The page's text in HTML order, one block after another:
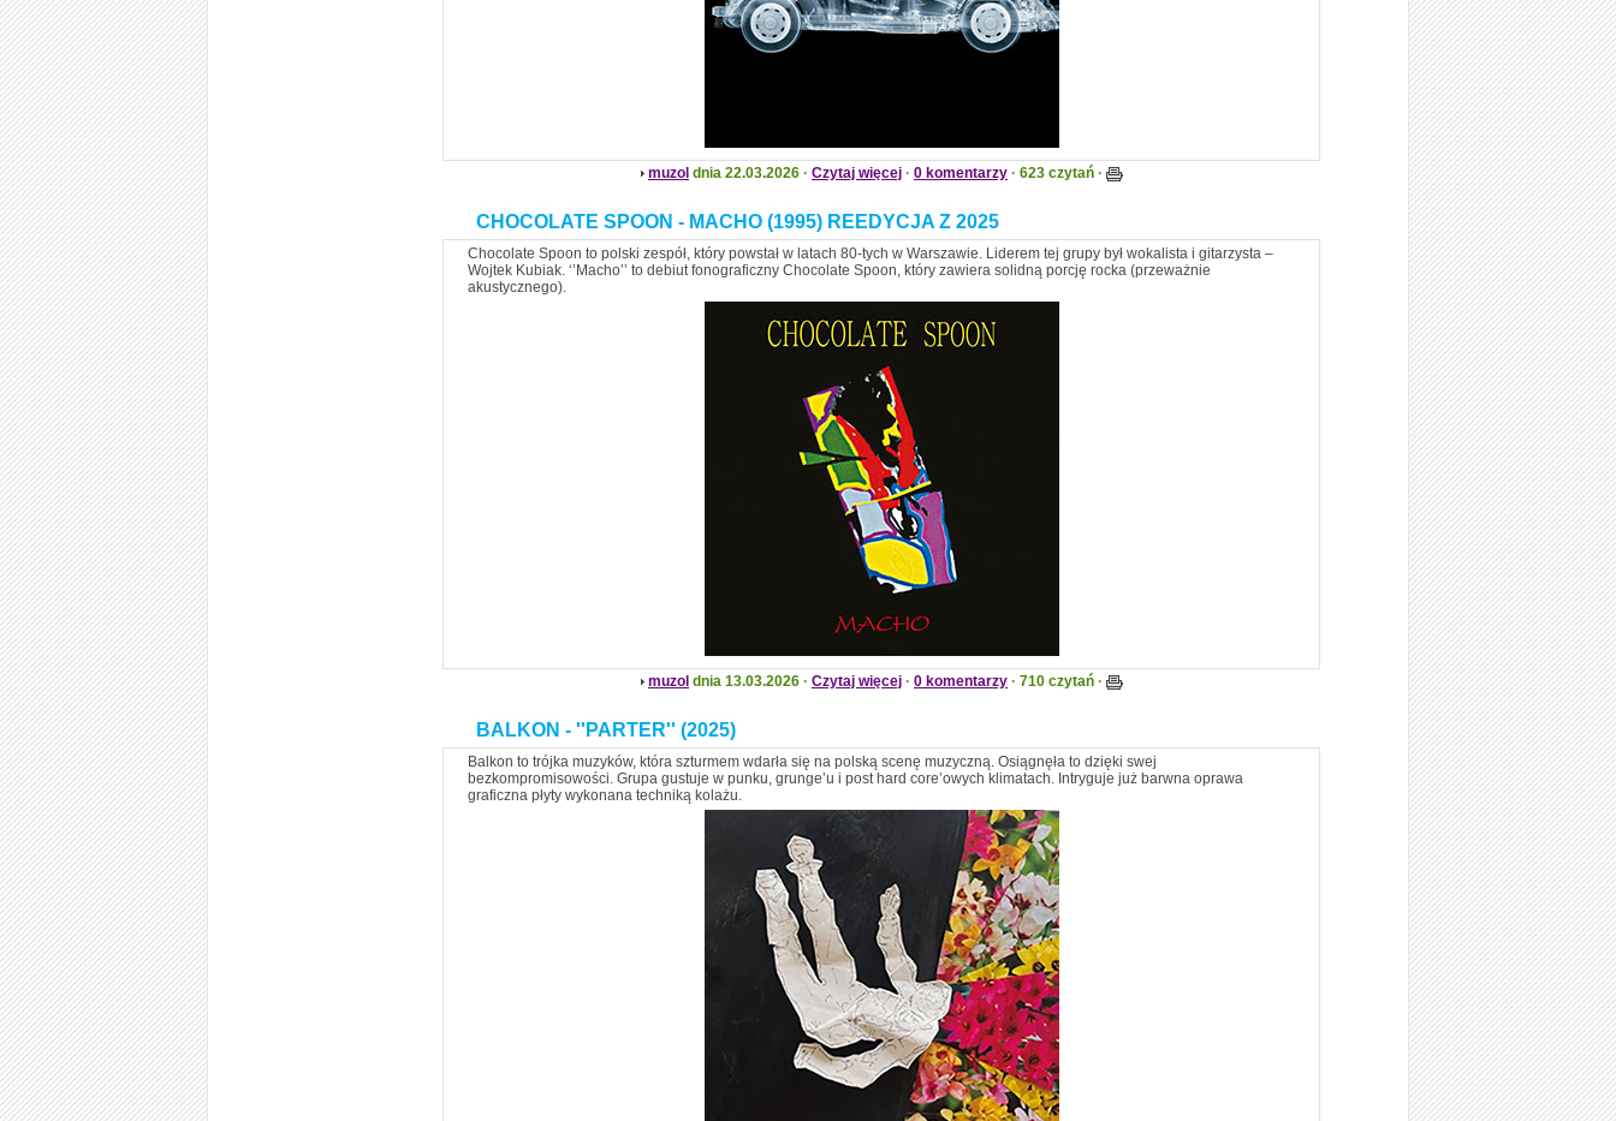
muzol dnia 22.03.2026 · Czytaj więcej · 0 komentarzy · 623 czytań ·
CHOCOLATE SPOON - MACHO (1995) REEDYCJA Z 2025
Chocolate Spoon to polski zespół, który powstał w latach 80-tych w Warszawie. Liderem tej grupy był wokalista i gitarzysta –
Wojtek Kubiak. ‘’Macho’’ to debiut fonograficzny Chocolate Spoon, który zawiera solidną porcję rocka (przeważnie
akustycznego).
muzol dnia 13.03.2026 · Czytaj więcej · 0 komentarzy · 710 czytań ·
BALKON - ''PARTER'' (2025)
Balkon to trójka muzyków, która szturmem wdarła się na polską scenę muzyczną. Osiągnęła to dzięki swej
bezkompromisowości. Grupa gustuje w punku, grunge’u i post hard core’owych klimatach. Intryguje już barwna oprawa
graficzna płyty wykonana techniką kolażu.